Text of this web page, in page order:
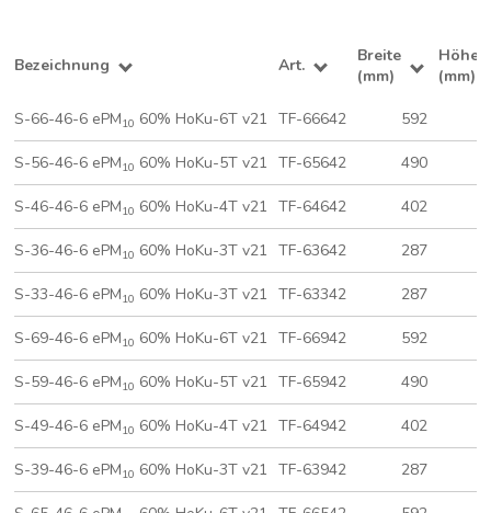
Bezeichnung Art.
Breite
(mm)
Höhe
(mm)
S-66-46-6 ePM10 60% HoKu-6T v21 TF-66642 592
S-56-46-6 ePM10 60% HoKu-5T v21 TF-65642 490
S-46-46-6 ePM10 60% HoKu-4T v21 TF-64642 402
S-36-46-6 ePM10 60% HoKu-3T v21 TF-63642 287
S-33-46-6 ePM10 60% HoKu-3T v21 TF-63342 287
S-69-46-6 ePM10 60% HoKu-6T v21 TF-66942 592
S-59-46-6 ePM10 60% HoKu-5T v21 TF-65942 490
S-49-46-6 ePM10 60% HoKu-4T v21 TF-64942 402
S-39-46-6 ePM10 60% HoKu-3T v21 TF-63942 287